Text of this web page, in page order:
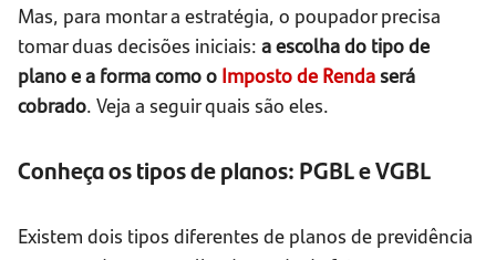
Mas, para montar a estratégia, o poupador precisa
tomar duas decisões iniciais: a escolha do tipo de
plano e a forma como o Imposto de Renda será
cobrado. Veja a seguir quais são eles.
Conheça os tipos de planos: PGBL e VGBL
Existem dois tipos diferentes de planos de previdência